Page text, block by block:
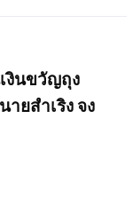
งินขวัญถุง
ยสำเริง จง